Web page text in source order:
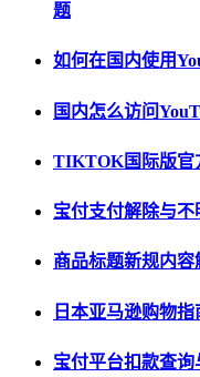
题
如何在国内使用
国内怎么访问
TIKTOK国际版官
宝付支付解除与
商品标题新规内
日本亚马逊购物
宝付平台扣款查询